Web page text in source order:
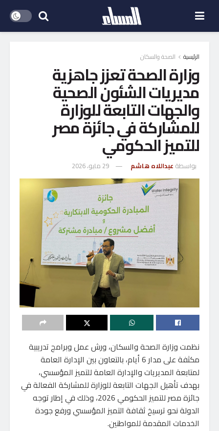
الرئيسية الصحة والسكان
وزارة الصحة تعزز جاهزية
مديريات الشئون الصحية
والجهات التابعة للوزارة
للمشاركة في جائزة مصر
للتميز الحكومي
بواسطة عبداللاه هاشم 29 مايو، 2026
نظمت وزارة الصحة والسكان، ورش عمل وبرامج تدريبية
مكثفة على مدار 6 أيام، بالتعاون بين الإدارة العامة
لمتابعة المديريات والإدارة العامة للتميز المؤسسي،
بهدف تأهيل الجهات التابعة للوزارة للمشاركة الفعالة في
جائزة مصر للتميز الحكومي 2026، وذلك في إطار توجه
الدولة نحو ترسيخ ثقافة التميز المؤسسي ورفع جودة
الخدمات المقدمة للمواطنين.